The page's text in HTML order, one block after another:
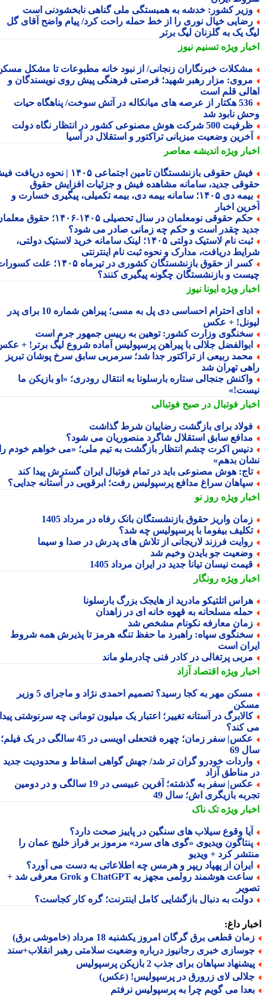
کشور: خدشه به همبستگی ملی گناهی نابخشودنی است
خیال نوری را از خط حمله راحت کرد/ پیام واضح آقای گل
یک به گلزنان لیگ برتر
ویژهتسنیم نیوز
خبرنگاران زنجانی/ از نبود خانه مطبوعات تا مشکل مسکن
مزار رهبر شهید؛ فرصتی فرهنگی پیش روی نویسندگان و
قلم است
536 هکتار از عرصه های میانکاله در آتش سوخت/ پناهگاه حیات
نابود شد
500 شرکت هوش مصنوعی کشور در انتظار نگاه دولت
وضعیت میزبانی تراکتور و استقلال در آسیا
ویژهاندیشه معاصر
فیش حقوقی بازنشستگان تامین اجتماعی ۱۴۰۵ | نحوه دریافت فیش
جدید، سامانه مشاهده فیش و جزئیات افزایش حقوق
بیمه دی ۱۴۰۵؛ سامانه بیمه دی، بیمه تکمیلی، پیگیری خسارت و
اخبار
حکم حقوقی نومعلمان در سال تحصیلی ۱۴۰۵-۱۴۰۶؛ حقوق معلمان
چقدر است و حکم چه زمانی صادر می شود؟
ثبت نام لاستیک دولتی ۱۴۰۵؛ لینک سامانه خرید لاستیک دولتی،
دریافت، مدارک و نحوه ثبت نام اینترنتی
کسر از حقوق بازنشستگان کشوری در تیرماه ۱۴۰۵؛ علت کسورات
و بازنشستگان چگونه پیگیری کنند؟
ویژهایونا نیوز
ادای احترام احساسی دی پل به مسی؛ پیراهن شماره 10 برای پدر
+ عکس
وزارت کشور: توهین به رییس جمهور جرم است
جلالی با پیراهن پرسپولیس آماده شروع لیگ برتر! + عکس
ربیعی از تراکتور جدا شد؛ سرمربی سابق سرخ پوشان تبریز
تهران شد
جنجالی ستاره بارسلونا به انتقال رودری؛ «او بازیکن ما
فوتبال در صبح فوتبالی
برای بازگشت رضاییان شرط گذاشت
سابق استقلال شاگرد منصوریان می شود؟
اکرت چشم انتظار بازگشت به تیم ملی؛ «می خواهم خودم را
بدهم»
هوش مصنوعی باید در تمام فوتبال ایران گسترش پیدا کند
سراغ مدافع پرسپولیس رفت؛ ابرقویی در آستانه جدایی؟
ویژهروز نو
واریز حقوق بازنشستگان بانک رفاه در مرداد 1405
بیفوما با پرسپولیس چه شد؟
فرزند لاریجانی از تلاش های پدرش در صدا و سیما
جو بایدن وخیم شد
نیسان تیانا جدید در ایران مرداد 1405
ویژهرونگار
اتلتیکو مادرید از هایجک بزرگ بارسلونا
مسلحانه به قهوه خانه ای در زاهدان
معارفه نکونام مشخص شد
سپاه: راهبرد ما حفظ تنگه هرمز تا پذیرش همه شروط
است
پرتغالی در کادر فنی چادرملو ماند
ویژهاقتصاد آزاد
مسکن مهر به کجا رسید؟ تصمیم احمدی نژاد و ماجرای 5 وزیر
در آستانه تغییر؛ اعتبار یک میلیون تومانی چه سرنوشتی پیدا
کند؟
عکس| سفر زمان؛ چهره فتحعلی اویسی در 45 سالگی در یک فیلم؛
69
خودرو گران تر شد/ جهش گواهی اسقاط و محدودیت جدید
مناطق آزاد
عکس| سفر به گذشته؛ آفرین عبیسی در 19 سالگی و در دومین
بازیگری اش؛ سال 49
ویژهتک ناک
وقوع سیلاب های سنگین در پاییز صحت دارد؟
ویدیوی «گوی های سرد» مرموز بر فراز خلیج عمان را
کرد + ویدیو
از پهپاد ریپر و هرمس چه اطلاعاتی به دست می آورد؟
ساعت هوشمند رولمی مجهز به ChatGPT و Grok معرفی شد +
به دنبال بازگشایی کامل اینترنت؛ گره کار کجاست؟
داغ:
قطعی برق گرگان امروز یکشنبه 18 مرداد (خاموشی برق)
خبری رجانیوز درباره وضعیت سلامتی رهبر انقلاب+سند
سپاهان برای جذب 2 بازیکن پرسپولیس
لای زرورق در پرسپولیس! (عکس)
می گویم چرا به پرسپولیس نرفتم